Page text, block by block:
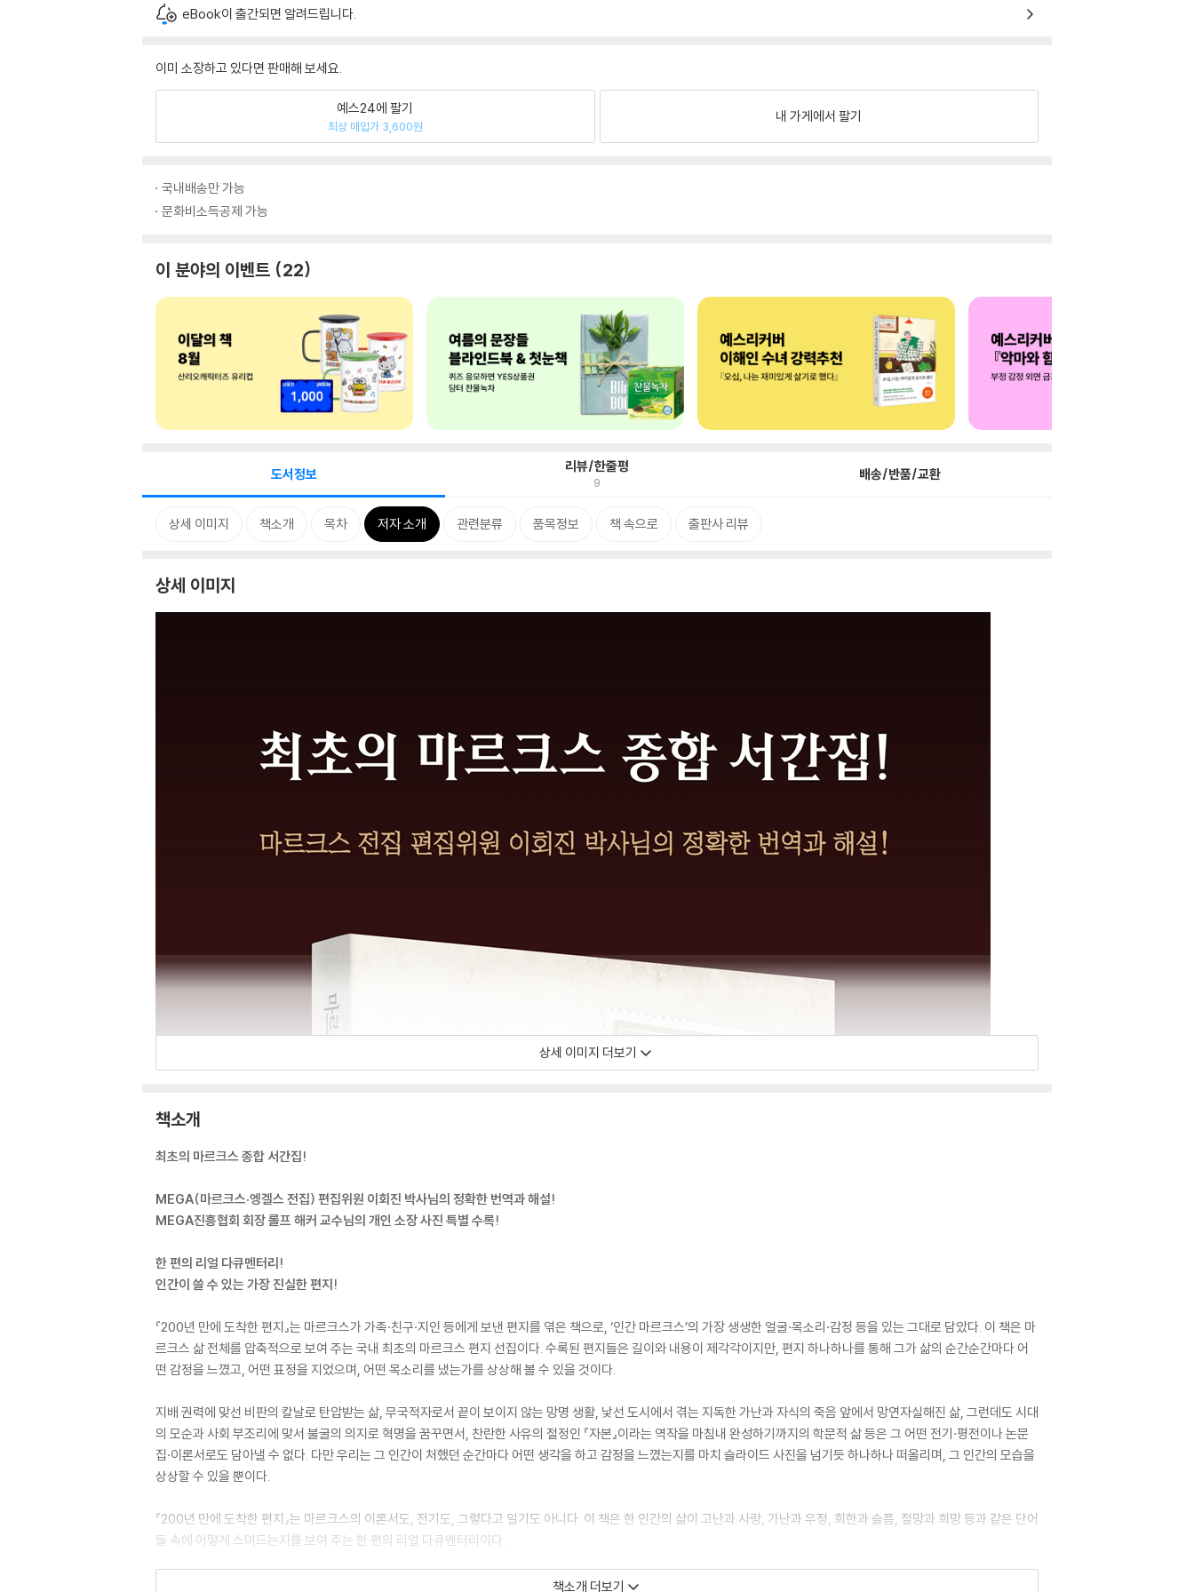
eBook이 출간되면 알려드립니다.
이미 소장하고 있다면 판매해 보세요.
예스24에 팔기
최상 매입가 3,600원
내 가게에서 팔기
국내배송만 가능
문화비소득공제 가능
이 분야의 이벤트 22
도서정보 리뷰/한줄평
9 배송/반품/교환
상세 이미지 책소개 목차 저자 소개 관련분류 품목정보 책 속으로 출판사 리뷰
상세 이미지
상세 이미지 더보기
책소개
최초의 마르크스 종합 서간집!
MEGA(마르크스·엥겔스 전집) 편집위원 이회진 박사님의 정확한 번역과 해설!
MEGA진흥협회 회장 롤프 해커 교수님의 개인 소장 사진 특별 수록!
한 편의 리얼 다큐멘터리!
인간이 쓸 수 있는 가장 진실한 편지!
『200년 만에 도착한 편지』는 마르크스가 가족·친구·지인 등에게 보낸 편지를 엮은 책으로, ‘인간 마르크스’의 가장 생생한 얼굴·목소리·감정 등을 있는 그대로 담았다. 이 책은 마
르크스 삶 전체를 압축적으로 보여 주는 국내 최초의 마르크스 편지 선집이다. 수록된 편지들은 길이와 내용이 제각각이지만, 편지 하나하나를 통해 그가 삶의 순간순간마다 어
떤 감정을 느꼈고, 어떤 표정을 지었으며, 어떤 목소리를 냈는가를 상상해 볼 수 있을 것이다.
지배 권력에 맞선 비판의 칼날로 탄압받는 삶, 무국적자로서 끝이 보이지 않는 망명 생활, 낯선 도시에서 겪는 지독한 가난과 자식의 죽음 앞에서 망연자실해진 삶, 그런데도 시대
의 모순과 사회 부조리에 맞서 불굴의 의지로 혁명을 꿈꾸면서, 찬란한 사유의 절정인 『자본』이라는 역작을 마침내 완성하기까지의 학문적 삶 등은 그 어떤 전기·평전이나 논문
집·이론서로도 담아낼 수 없다. 다만 우리는 그 인간이 처했던 순간마다 어떤 생각을 하고 감정을 느꼈는지를 마치 슬라이드 사진을 넘기듯 하나하나 떠올리며, 그 인간의 모습을
상상할 수 있을 뿐이다.
『200년 만에 도착한 편지』는 마르크스의 이론서도, 전기도, 그렇다고 일기도 아니다. 이 책은 한 인간의 삶이 고난과 사랑, 가난과 우정, 회한과 슬픔, 절망과 희망 등과 같은 단어
들 속에 어떻게 스며드는지를 보여 주는 한 편의 리얼 다큐멘터리이다.
책소개 더보기